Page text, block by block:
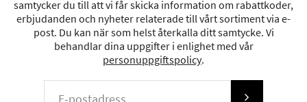
samtycker du till att vi får skicka information om rabattkoder,
erbjudanden och nyheter relaterade till vårt sortiment via e-
post. Du kan när som helst återkalla ditt samtycke. Vi
behandlar dina uppgifter i enlighet med vår
personuppgiftspolicy.